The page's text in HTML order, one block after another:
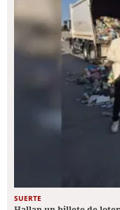
SUERTE